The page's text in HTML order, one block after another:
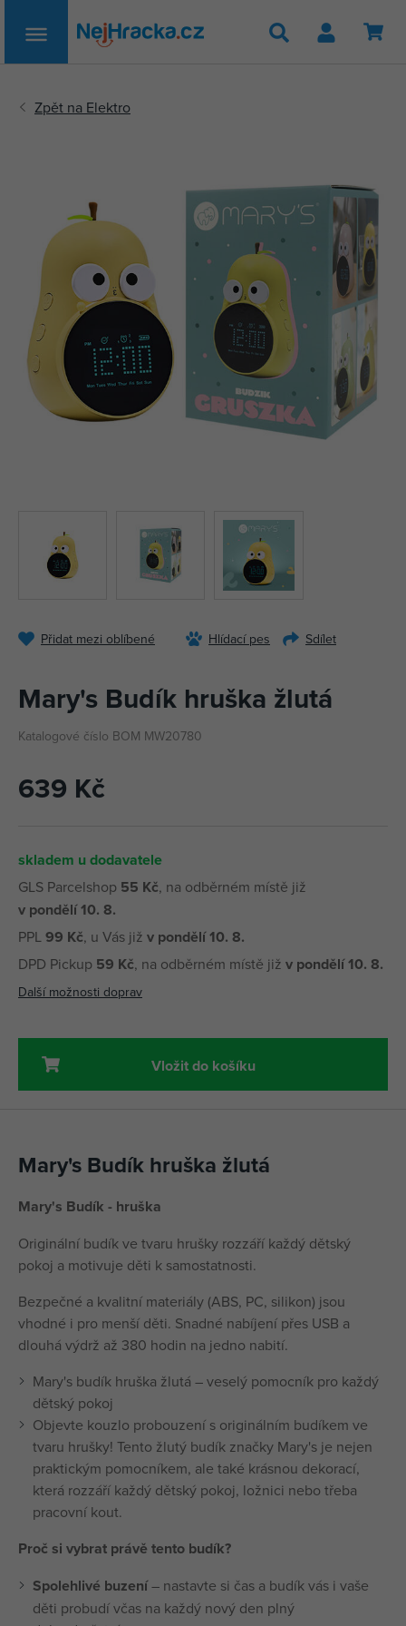
Hledat
Přidat mezi oblíbené Hlídací pes Sdílet
Mary's Budík hruška žlutá
Katalogové číslo BOM MW20780
639 Kč
skladem u dodavatele
GLS Parcelshop 55 Kč, na odběrném místě již
v pondělí 10. 8.
PPL99 Kč, u Vás již v pondělí 10. 8.
DPD Pickup 59 Kč, na odběrném místě již v pondělí 10. 8.
Další možnosti doprav
Vložit do košíku
Mary's Budík hruška žlutá
Mary's Budík - hruška
Originální budík ve tvaru hrušky rozzáří každý dětský
pokoj a motivuje děti k samostatnosti.
Bezpečné a kvalitní materiály (ABS, PC, silikon) jsou
vhodné i pro menší děti. Snadné nabíjení přes USB a
dlouhá výdrž až 380 hodin na jedno nabití.
Mary's budík hruška žlutá – veselý pomocník pro každý
dětský pokoj
Objevte kouzlo probouzení s originálním budíkem ve
tvaru hrušky! Tento žlutý budík značky Mary's je nejen
praktickým pomocníkem, ale také krásnou dekorací,
která rozzáří každý dětský pokoj, ložnici nebo třeba
pracovní kout.
Proč si vybrat právě tento budík?
Spolehlivé buzení– nastavte si čas a budík vás i vaše
děti probudí včas na každý nový den plný